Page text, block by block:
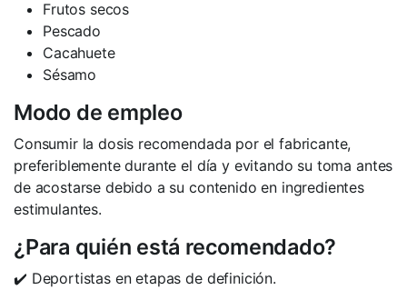
Frutos secos
Pescado
Cacahuete
Sésamo
Modo de empleo
Consumir la dosis recomendada por el fabricante,
preferiblemente durante el día y evitando su toma antes
de acostarse debido a su contenido en ingredientes
estimulantes.
¿Para quién está recomendado?
✔️ Deportistas en etapas de definición.